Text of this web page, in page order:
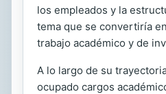
los empleados y la
tema que se convertiría
trabajo académico y de
A lo largo de su
ocupado cargos